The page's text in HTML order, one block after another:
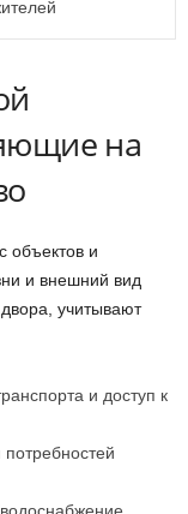
на
объектов и
и внешний вид
учитывают
и доступ к